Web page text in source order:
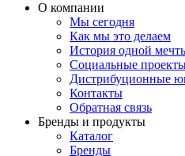
О компании
Мы сегодня
Как мы это делаем
История одной
Социальные
Дистрибуционные
Контакты
Обратная связь
Бренды и продукты
Каталог
Бренды